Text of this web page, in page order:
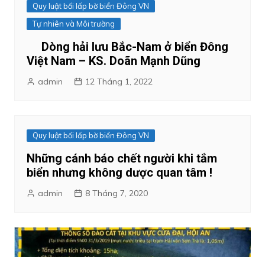
Quy luật bối lấp bờ biển Đông VN
Tự nhiên và Môi trường
Dòng hải lưu Bắc-Nam ở biển Đông
Việt Nam – KS. Doãn Mạnh Dũng
admin 12 Tháng 1, 2022
Quy luật bối lấp bờ biển Đông VN
Những cánh báo chết người khi tắm
biển nhưng không dược quan tâm !
admin 8 Tháng 7, 2020